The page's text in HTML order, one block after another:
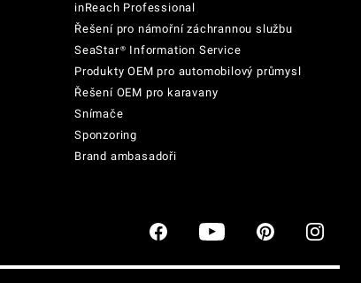
inReach Professional
Řešení pro námořní záchrannou službu
SeaStar® Information Service
Produkty OEM pro automobilový průmysl
Řešení OEM pro karavany
Snímače
Sponzoring
Brand ambasadoři